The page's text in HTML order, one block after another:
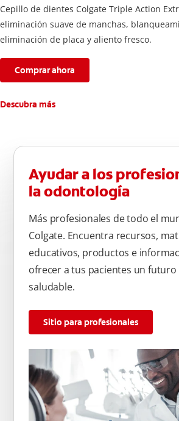
Cepillo de dientes Colgate Triple Action
eliminación suave de manchas,
eliminación de placa y aliento fresco.
Comprar ahora
Descubra más
Ayudar a los
la odontología
Más profesionales de todo el
Colgate. Encuentra recursos,
educativos, productos e
ofrecer a tus pacientes un futuro
saludable.
Sitio para profesionales